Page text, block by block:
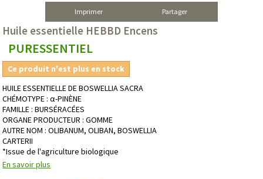
Imprimer Partager
Huile essentielle HEBBD Encens
PURESSENTIEL
Ce produit n'est plus en stock
HUILE ESSENTIELLE DE BOSWELLIA SACRA
CHÉMOTYPE : α-PINÈNE
FAMILLE : BURSÉRACÉES
ORGANE PRODUCTEUR : GOMME
AUTRE NOM : OLIBANUM, OLIBAN, BOSWELLIA
CARTERII
*Issue de l'agriculture biologique
En savoir plus